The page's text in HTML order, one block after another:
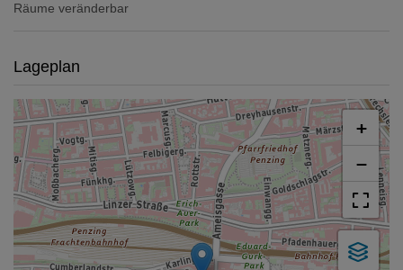
Räume veränderbar
Lageplan
+
−